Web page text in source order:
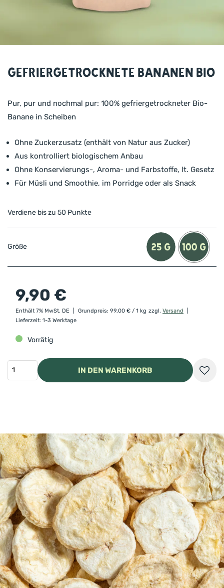
Gefriergetrocknete Bananen BIO
Pur, pur und nochmal pur: 100% gefriergetrockneter Bio-
Banane in Scheiben
Ohne Zuckerzusatz (enthält von Natur aus Zucker)
Aus kontrolliert biologischem Anbau
Ohne Konservierungs-, Aroma- und Farbstoffe, lt. Gesetz
Für Müsli und Smoothie, im Porridge oder als Snack
Verdiene bis zu 50 Punkte
Größe
9,90 €
Enthält 7% MwSt. DE Grundpreis: 99,00 € / 1 kg zzgl. Versand
Lieferzeit: 1-3 Werktage
Vorrätig
IN DEN WARENKORB